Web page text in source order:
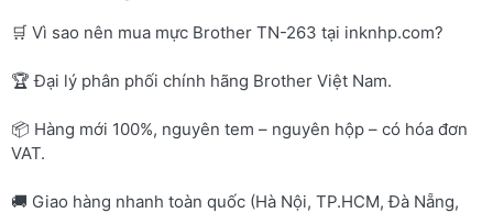
🛒 Vì sao nên mua mực Brother TN-263 tại inknhp.com?
🏆 Đại lý phân phối chính hãng Brother Việt Nam.
📦 Hàng mới 100%, nguyên tem – nguyên hộp – có hóa đơn
VAT.
🚚 Giao hàng nhanh toàn quốc (Hà Nội, TP.HCM, Đà Nẵng,